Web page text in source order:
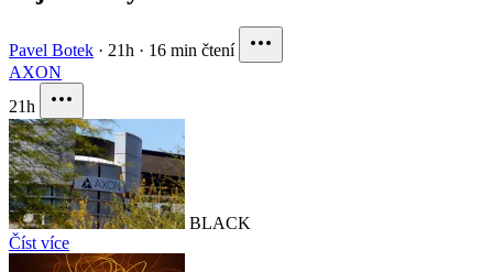
Pavel Botek · 21h · 16 min čtení
AXON
21h
BLACK
Číst více